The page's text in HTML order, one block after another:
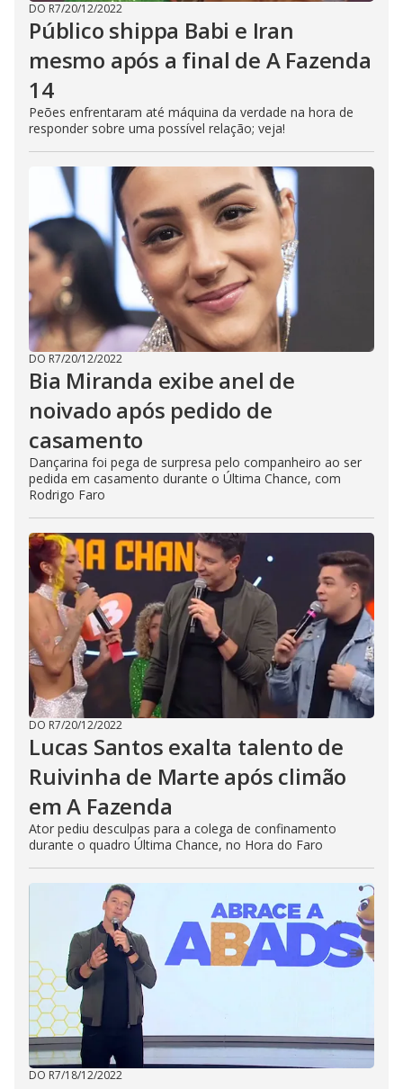
DO R7/20/12/2022
Público shippa Babi e Iran
mesmo após a final de A Fazenda
14
Peões enfrentaram até máquina da verdade na hora de
responder sobre uma possível relação; veja!
DO R7/20/12/2022
Bia Miranda exibe anel de
noivado após pedido de
casamento
Dançarina foi pega de surpresa pelo companheiro ao ser
pedida em casamento durante o Última Chance, com
Rodrigo Faro
DO R7/20/12/2022
Lucas Santos exalta talento de
Ruivinha de Marte após climão
em A Fazenda
Ator pediu desculpas para a colega de confinamento
durante o quadro Última Chance, no Hora do Faro
DO R7/18/12/2022